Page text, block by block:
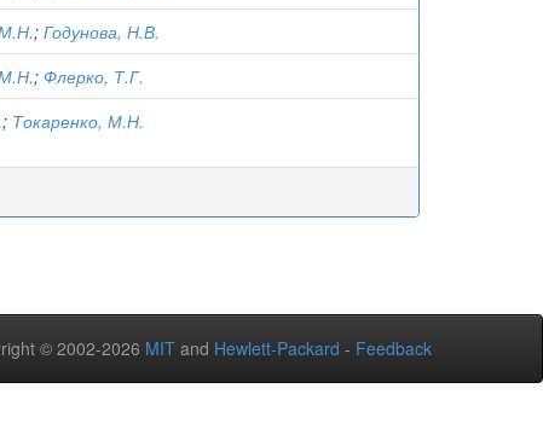
; Годунова, Н.В.
; Флерко, Т.Г.
; Токаренко, М.Н.
© 2002-2026 MIT and Hewlett-Packard - Feedback